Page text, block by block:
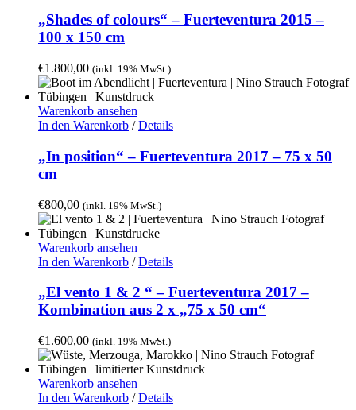
„Shades of colours“ – Fuerteventura 2015 –
100 x 150 cm
€1.800,00 (inkl. 19% MwSt.)
Warenkorb ansehen
In den Warenkorb / Details
„In position“ – Fuerteventura 2017 – 75 x 50
cm
€800,00 (inkl. 19% MwSt.)
Warenkorb ansehen
In den Warenkorb / Details
„El vento 1 & 2 “ – Fuerteventura 2017 –
Kombination aus 2 x „75 x 50 cm“
€1.600,00 (inkl. 19% MwSt.)
Warenkorb ansehen
In den Warenkorb / Details